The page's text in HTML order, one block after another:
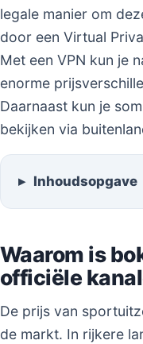
legale manier om
door een Virtual
Met een VPN kun je
enorme
Daarnaast kun je
bekijken via
Inhoudsopgave
Waarom is
officiële
De prijs van
de markt. In rijkere